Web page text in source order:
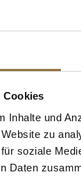
Cookies
Inhalte und
zu
soziale
Daten
Fettsäuren